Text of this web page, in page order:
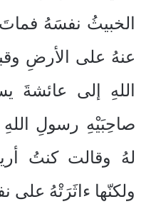
الخبيثُ نفسَهُ
عنهُ على الأرضِ
اللهِ إلى عائشةَ
صاحِبَيْهِ رسولِ
لهُ وقالت كنتُ
ولكنّها ءاثَرَتْهُ